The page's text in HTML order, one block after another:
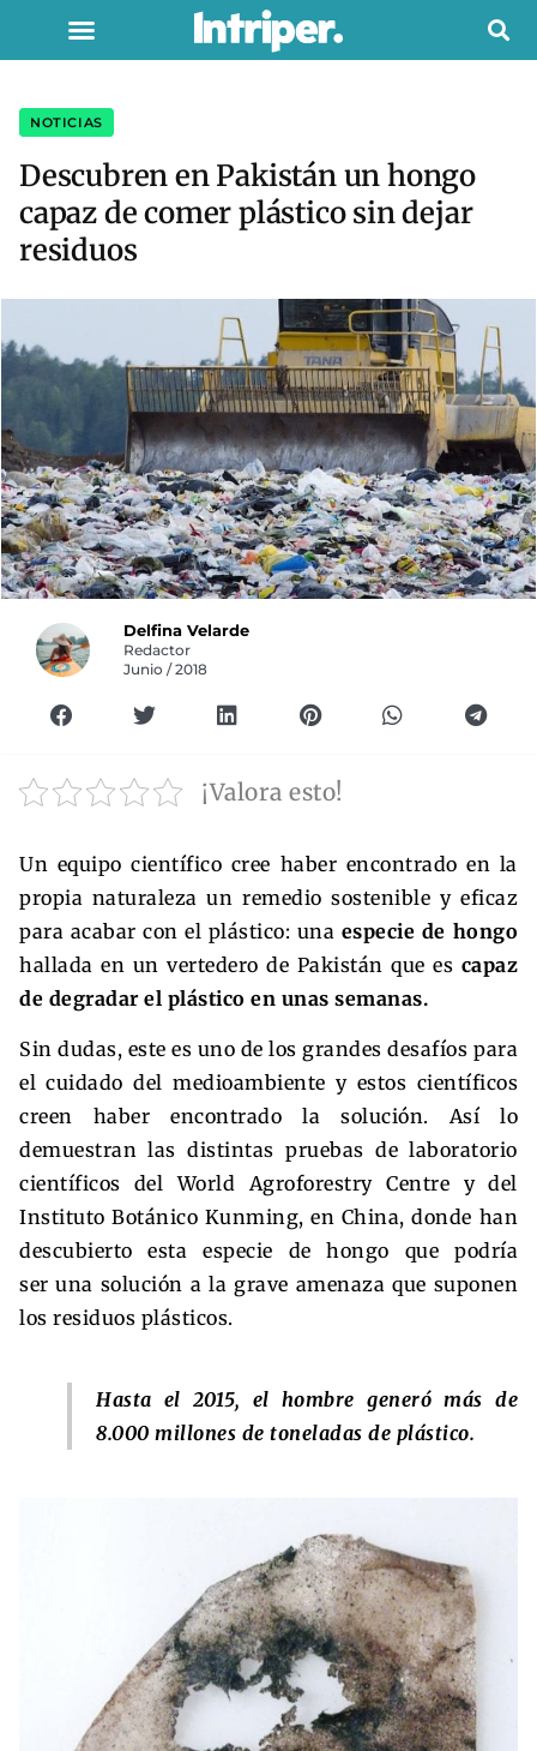
NOTICIAS
Descubren en Pakistán un hongo
capaz de comer plástico sin dejar
residuos
Delfina Velarde
Redactor
Junio / 2018
¡Valora esto!
Un equipo científico cree haber encontrado en la
propia naturaleza un remedio sostenible y eficaz
para acabar con el plástico: una especie de hongo
hallada en un vertedero de Pakistán que es capaz
de degradar el plástico en unas semanas.
Sin dudas, este es uno de los grandes desafíos para
el cuidado del medioambiente y estos científicos
creen haber encontrado la solución. Así lo
demuestran las distintas pruebas de laboratorio
científicos del World Agroforestry Centre y del
Instituto Botánico Kunming, en China, donde han
descubierto esta especie de hongo que podría
ser una solución a la grave amenaza que suponen
los residuos plásticos.
Hasta el 2015, el hombre generó más de
8.000 millones de toneladas de plástico.